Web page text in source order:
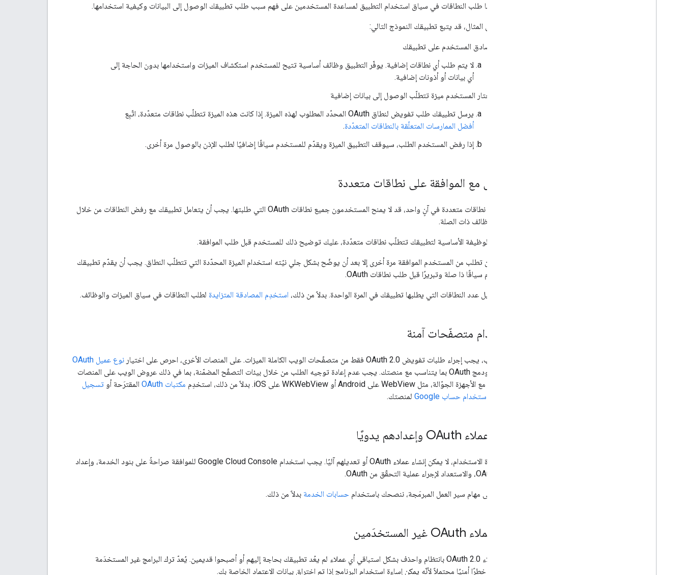
يجب دائمًا طلب النطاقات في سياق استخدام التطبيق لمساعدة المستخدمين على فهم سبب طلب تطبيقك الوصول إلى البيانات وكيفية استخدامها.
على سبيل المثال، قد يتبع تطبيقك النموذج التالي:
يصادق المستخدم على تطبيقك
لا يتم طلب أي نطاقات إضافية. يوفّر التطبيق وظائف أساسية تتيح للمستخدم استكشاف الميزات واستخدامها بدون الحاجة إلى
أي بيانات أو أذونات إضافية.
يختار المستخدم ميزة تتطلّب الوصول إلى بيانات إضافية
يرسل تطبيقك طلب تفويض لنطاق OAuth المحدّد المطلوب لهذه الميزة. إذا كانت هذه الميزة تتطلّب نطاقات متعدّدة، اتّبِع
أفضل الممارسات المتعلّقة بالنطاقات المتعدّدة.
إذا رفض المستخدم الطلب، سيوقف التطبيق الميزة ويقدّم للمستخدم سياقًا إضافيًا لطلب الإذن بالوصول مرة أخرى.
التعامل مع الموافقة على نطاقات متعددة
عند طلب نطاقات متعددة في آنٍ واحد، قد لا يمنح المستخدمون جميع نطاقات OAuth التي طلبتها. يجب أن يتعامل تطبيقك مع رفض النطاقات من خلال
إيقاف الوظائف ذات الصلة.
إذا كانت الوظيفة الأساسية لتطبيقك تتطلّب نطاقات متعدّدة، عليك توضيح ذلك للمستخدم قبل طلب الموافقة.
لا يجوز أن تطلب من المستخدم الموافقة مرة أخرى إلا بعد أن يوضّح بشكل جلي نيّته استخدام الميزة المحدّدة التي تتطلّب النطاق. يجب أن يقدّم تطبيقك
للمستخدم سياقًا ذا صلة وتبريرًا قبل طلب نطاقات OAuth.
عليك تقليل عدد النطاقات التي يطلبها تطبيقك في المرة الواحدة. بدلاً من ذلك، استخدِم المصادقة المتزايدة لطلب النطاقات في سياق الميزات والوظائف.
استخدام متصفّحات آمنة
على الويب، يجب إجراء طلبات تفويض OAuth 2.0 فقط من متصفّحات الويب الكاملة الميزات. على المنصات الأخرى، احرص على اختيار
نوع عميل OAuth
ودمج OAuth بما يتناسب مع منصتك. يجب عدم إعادة توجيه الطلب من خلال بيئات التصفّح المضمّنة، بما في ذلك عروض الويب على المنصات
المتوافقة مع الأجهزة الجوّالة، مثل WebView على Android أو WKWebView على iOS. بدلاً من ذلك، استخدِم
مكتبات OAuth المقترَحة أو تسجيل
الدخول باستخدام حساب Google
لمنصتك.
إنشاء عملاء OAuth وإعدادهم يدويًا
لمنع إساءة الاستخدام، لا يمكن إنشاء عملاء OAuth أو تعديلهم آليًا. يجب استخدام Google Cloud Console للموافقة صراحةً على بنود الخدمة، وإعداد
بالنسبة إلى مهام سير العمل المبرمَجة، ننصحك باستخدام حسابات الخدمة بدلاً من ذلك.
إزالة عملاء OAuth غير المستخدَمين
راجِع عملاء OAuth 2.0 بانتظام واحذف بشكل استباقي أي عملاء لم يعُد تطبيقك بحاجة إليهم أو أصبحوا قديمين. يُعدّ ترك البرامج غير المستخدَمة
مضبوطة خطرًا أمنيًا محتملاً لأنّه يمكن إساءة استخدام البرنامج إذا تم اختراق بيانات الاعتماد الخاصة بك.